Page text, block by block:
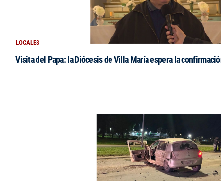
LOCALES
Visita del Papa: la Diócesis de Villa María espera la